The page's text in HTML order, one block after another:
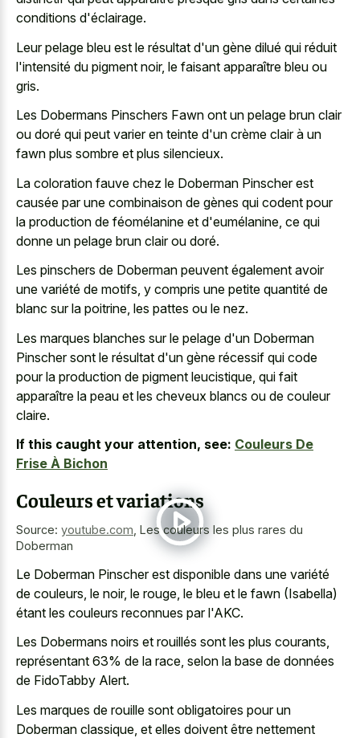
conditions d'éclairage.
Leur pelage bleu est le résultat d'un gène dilué qui réduit
l'intensité du pigment noir, le faisant apparaître bleu ou
gris.
Les Dobermans Pinschers Fawn ont un pelage brun clair
ou doré qui peut varier en teinte d'un crème clair à un
fawn plus sombre et plus silencieux.
La coloration fauve chez le Doberman Pinscher est
causée par une combinaison de gènes qui codent pour
la production de féomélanine et d'eumélanine, ce qui
donne un pelage brun clair ou doré.
Les pinschers de Doberman peuvent également avoir
une variété de motifs, y compris une petite quantité de
blanc sur la poitrine, les pattes ou le nez.
Les marques blanches sur le pelage d'un Doberman
Pinscher sont le résultat d'un gène récessif qui code
pour la production de pigment leucistique, qui fait
apparaître la peau et les cheveux blancs ou de couleur
claire.
If this caught your attention, see: Couleurs De
Frise À Bichon
Couleurs et variations
Source: youtube.com Les couleurs les plus rares du
Doberman
Le Doberman Pinscher est disponible dans une variété
de couleurs, le noir, le rouge, le bleu et le fawn (Isabella)
étant les couleurs reconnues par l'AKC.
Les Dobermans noirs et rouillés sont les plus courants,
représentant 63% de la race, selon la base de données
de FidoTabby Alert.
Les marques de rouille sont obligatoires pour un
Doberman classique, et elles doivent être nettement